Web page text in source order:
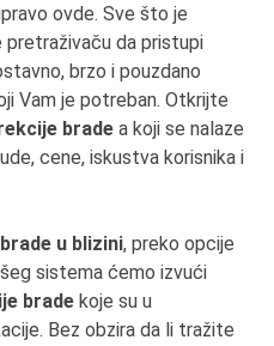
ovde. Sve što je
da pristupi
brzo i pouzdano
Vam je potreban. Otkrijte
brade a koji se nalaze
cene, iskustva korisnika i
u blizini, preko opcije
sistema ćemo izvući
brade koje su u
Bez obzira da li tražite